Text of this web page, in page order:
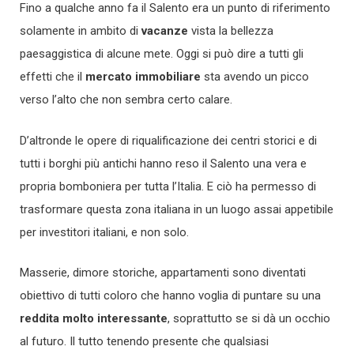
Fino a qualche anno fa il Salento era un punto di riferimento
solamente in ambito divacanze vista la bellezza
paesaggistica di alcune mete. Oggi si può dire a tutti gli
effetti che il mercato immobiliare sta avendo un picco
verso l’alto che non sembra certo calare.
D’altronde le opere di riqualificazione dei centri storici e di
tutti i borghi più antichi hanno reso il Salento una vera e
propria bomboniera per tutta l’Italia. E ciò ha permesso di
trasformare questa zona italiana in un luogo assai appetibile
per investitori italiani, e non solo.
Masserie, dimore storiche, appartamenti sono diventati
obiettivo di tutti coloro che hanno voglia di puntare su una
reddita molto interessante, soprattutto se si dà un occhio
al futuro. Il tutto tenendo presente che qualsiasi